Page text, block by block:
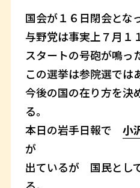
国会が１６日閉会とな
与野党は事実上７月１
スタートの号砲が鳴っ
この選挙は参院選で
今後の国の在り方を決
る。
本日の岩手日報で 小
が
出ているが 国民とし